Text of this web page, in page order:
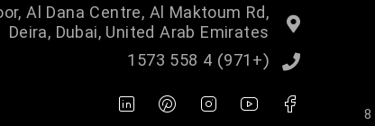
الزعفران حقيقيًا أم مزيفًا: 8
Al Dana Centre, Al Maktoum Rd,
Deira, Dubai, United Arab Emirates
(+971) 4 558 1573